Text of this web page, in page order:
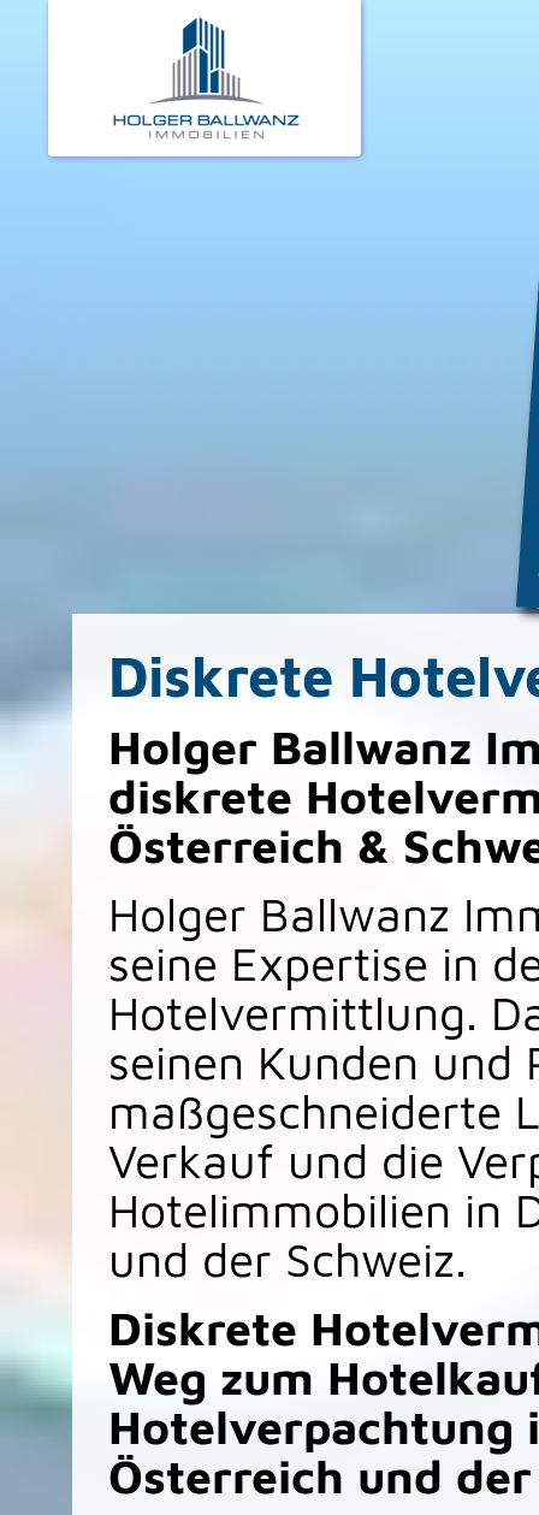
Diskrete
Holger Ballwanz
diskrete
Österreich &
Holger Ballwanz
seine Expertise in
Hotelvermittlung.
seinen Kunden und
maßgeschneiderte
Verkauf und die
Hotelimmobilien in
und der Schweiz.
Diskrete
Weg zum
Hotelverpachtung
Österreich und